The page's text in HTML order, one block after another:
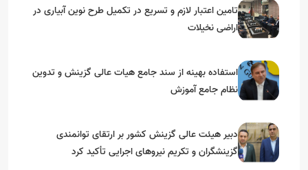
تامین اعتبار لازم و تسریع در تکمیل طرح نوین آبیاری در
اراضی نخیلات
استفاده بهینه از سند جامع هیات عالی گزینش و‌ تدوین
نظام جامع آموزش
دبیر هیئت عالی گزینش کشور بر ارتقای توانمندی
گزینشگران و تکریم نیروهای اجرایی تأکید کرد